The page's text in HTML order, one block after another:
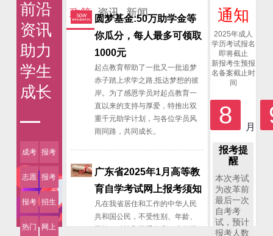
前沿
资讯
助力
学生
成长
成考
简介
报考
条件
志愿
填报
报考
时间
报考
流程
招生
院校
热门 网上
政策 资讯 新闻
圆梦基金:50万助学金等
你瓜分，每人最多可领取
1000元
起点教育帮助了一批又一批追梦
赤子踏上求学之路,抵达梦想的彼
岸。为了感恩学员对起点教育一
直以来的支持与厚爱，特推出双
重千元助学计划，与各位学员风
雨同路，共同成长。
广东省2025年1月高等教
育自学考试网上报考须知
凡在我省居住和工作的中华人民
共和国公民，不受性别、年龄、
民族、种族和已受教育程度的限
通知
2025年成人
学历考试报名
即将截止
新报考生预报
名备案截止时
间
8 月
报考提
醒
本次考试
为改革前
最后一次
自考考
试，预计
报考人数